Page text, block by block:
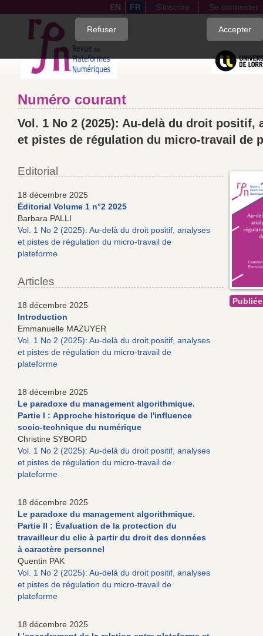
Quick
Main
Navigation
Main
Content
Sidebar
EN FR S'inscrire Se connecter
Numéro courant
Vol. 1 No 2 (2025): Au-delà du droit positif,
et pistes de régulation du micro-travail de
Editorial
18 décembre 2025
Éditorial Volume 1 n°2 2025
Barbara PALLI
Vol. 1 No 2 (2025): Au-delà du droit positif, analyses
et pistes de régulation du micro-travail de
plateforme
Articles
18 décembre 2025
Introduction
Emmanuelle MAZUYER
Vol. 1 No 2 (2025): Au-delà du droit positif, analyses
et pistes de régulation du micro-travail de
plateforme
18 décembre 2025
Le paradoxe du management algorithmique.
Partie I : Approche historique de l'influence
socio-technique du numérique
Christine SYBORD
Vol. 1 No 2 (2025): Au-delà du droit positif, analyses
et pistes de régulation du micro-travail de
plateforme
18 décembre 2025
Le paradoxe du management algorithmique.
Partie II : Évaluation de la protection du
travailleur du clic à partir du droit des données
à caractère personnel
Quentin PAK
Vol. 1 No 2 (2025): Au-delà du droit positif, analyses
et pistes de régulation du micro-travail de
plateforme
18 décembre 2025
Refuser Accepter